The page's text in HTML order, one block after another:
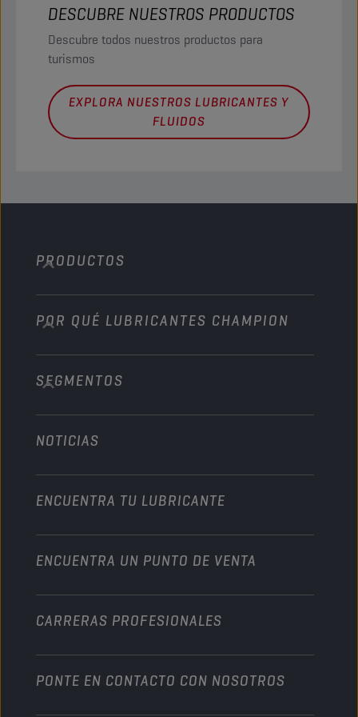
DESCUBRE NUESTROS PRODUCTOS
Descubre todos nuestros productos para
turismos
EXPLORA NUESTROS LUBRICANTES Y
FLUIDOS
PRODUCTOS
Automóvil
Camiones y autobuses
Vehículo pesado
Motocicleta y vehículo todoterreno
Industria
Naútica
POR QUÉ LUBRICANTES CHAMPION
Acerca de nosotros
Technology
Colaboraciones en deportes de motor
SEGMENTOS
Automóvil
Motocicleta
Servicio pesado
NOTICIAS
ENCUENTRA TU LUBRICANTE
ENCUENTRA UN PUNTO DE VENTA
CARRERAS PROFESIONALES
PONTE EN CONTACTO CON NOSOTROS